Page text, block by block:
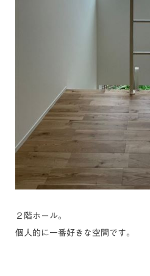
２階ホール。
個人的に一番好きな空間です。